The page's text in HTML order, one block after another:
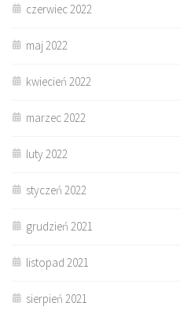
czerwiec 2022
maj 2022
kwiecień 2022
marzec 2022
luty 2022
styczeń 2022
grudzień 2021
listopad 2021
sierpień 2021